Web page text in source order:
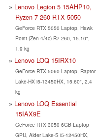
Lenovo Legion 5 15AHP10,
Ryzen 7 260 RTX 5050
GeForce RTX 5050 Laptop, Hawk
Point (Zen 4/4c) R7 260, 15.10",
1.9 kg
Lenovo LOQ 15IRX10
GeForce RTX 5060 Laptop, Raptor
Lake-HX i5-13450HX, 15.60", 2.4
kg
Lenovo LOQ Essential
15IAX9E
GeForce RTX 3050 6GB Laptop
GPU, Alder Lake-S i5-12450HX,